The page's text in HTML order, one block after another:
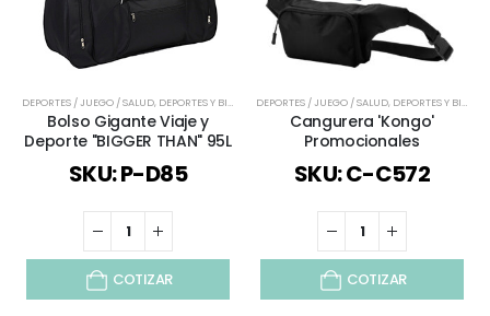
DEPORTES / JUEGO / SALUD, DEPORTES Y BIENESTAR ,MOCHILAS Y BOLSOS,TIEMPO LIBRE /
Bolso Gigante Viaje y
Deporte "BIGGER THAN" 95L
SKU: P-D85
COTIZAR
DEPORTES / JUEGO / SALUD, DEPORTES Y BIENESTAR
Cangurera 'Kongo'
Promocionales
SKU: C-C572
COTIZAR